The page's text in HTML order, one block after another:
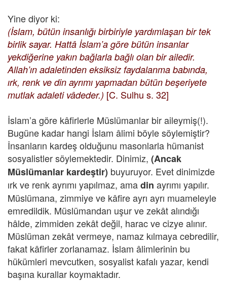
Yine diyor ki:
(İslam, bütün insanlığı birbiriyle yardımlaşan bir tek
birlik sayar. Hattâ İslam’a göre bütün insanlar
yekdiğerine yakın bağlarla bağlı olan bir ailedir.
Allah’ın adaletinden eksiksiz faydalanma babında,
ırk, renk ve din ayrımı yapmadan bütün beşeriyete
mutlak adaleti vâdeder.) [C. Sulhu s. 32]
İslam’a göre kâfirlerle Müslümanlar bir aileymiş(!).
Bugüne kadar hangi İslam âlimi böyle söylemiştir?
İnsanların kardeş olduğunu masonlarla hümanist
sosyalistler söylemektedir. Dinimiz, (Ancak
Müslümanlar kardeştir) buyuruyor. Evet dinimizde
ırk ve renk ayrımı yapılmaz, amadin ayrımı yapılır.
Müslümana, zimmiye ve kâfire ayrı ayrı muameleyle
emredildik. Müslümandan uşur ve zekât alındığı
hâlde, zimmiden zekât değil, harac ve cizye alınır.
Müslüman zekât vermeye, namaz kılmaya cebredilir,
fakat kâfirler zorlanamaz. İslam âlimlerinin bu
hükümleri mevcutken, sosyalist kafalı yazar, kendi
başına kurallar koymaktadır.